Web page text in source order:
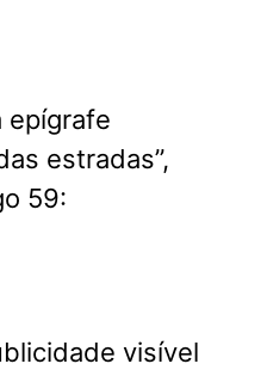
epígrafe
estradas”,
59:
visível